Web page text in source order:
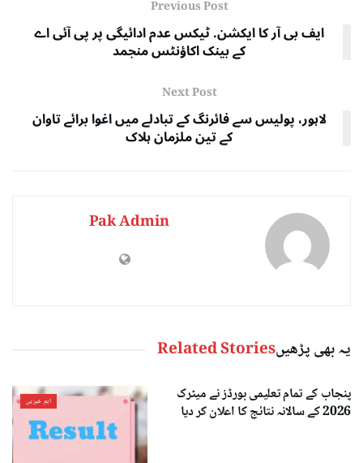
Previous Post
ایف بی آر کا ایکشن. ٹیکس عدم ادائیگی پر پی آئی اے
کے بینک اکاؤنٹس منجمد
Next Post
لاہور، پولیس سے فائرنگ کے تبادلے میں اغوا برائے تاوان
کے تین ملزمان ہلاک
Pak Admin
یہ بھی پڑھیںRelated Stories
اہم خبریں
پنجاب کے تمام تعلیمی بورڈز نے میٹرک
2026 کے سالانہ نتائج کا اعلان کر دیا